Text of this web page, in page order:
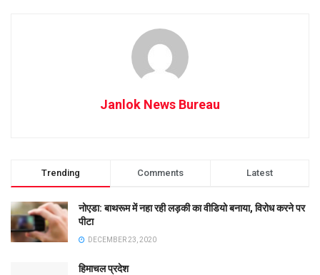
Janlok News Bureau
Trending Comments Latest
नोएडा: बाथरूम में नहा रही लड़की का वीडियो बनाया, विरोध करने पर
पीटा
DECEMBER 23, 2020
हिमाचल प्रदेश